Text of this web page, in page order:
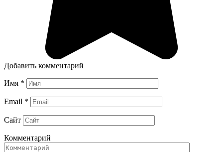
Добавить комментарий
Имя *
Email *
Сайт
Комментарий